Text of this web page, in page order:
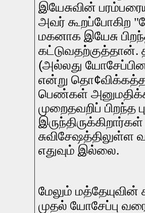
இயேசுவின்
அவர் கூறப்போகிற
மகனாக இயேசு
கட்டுவதற்குத்தான்.
(அல்லது
என்று தொ¢
பெண்கள்
முறைதவறிப் பிறந்த
எதுவும் இல்லை.
மேலும்
முதல் யோசேப்பு